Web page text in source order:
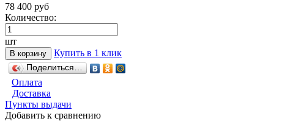
78 400 руб
Количество:
шт
В корзину Купить в 1 клик
Поделиться…
Оплата
Доставка
Пункты выдачи
Добавить к сравнению